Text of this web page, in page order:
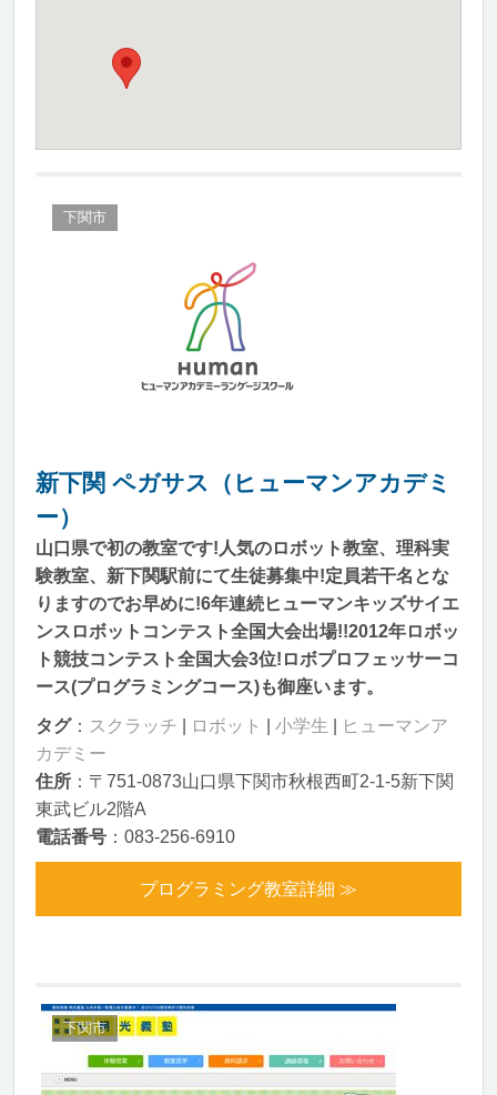
下関市
新下関 ペガサス（ヒューマンアカデミ
ー）
山口県で初の教室です!人気のロボット教室、理科実
験教室、新下関駅前にて生徒募集中!定員若干名とな
りますのでお早めに!6年連続ヒューマンキッズサイエ
ンスロボットコンテスト全国大会出場!!2012年ロボッ
ト競技コンテスト全国大会3位!ロボプロフェッサーコ
ース(プログラミングコース)も御座います。
タグ： スクラッチ ロボット 小学生
ヒューマンア
カデミー
住所 ：〒751-0873山口県下関市秋根西町2-1-5新下関
東武ビル2階A
電話番号 ：083-256-6910
プログラミング教室詳細 ≫
下関市